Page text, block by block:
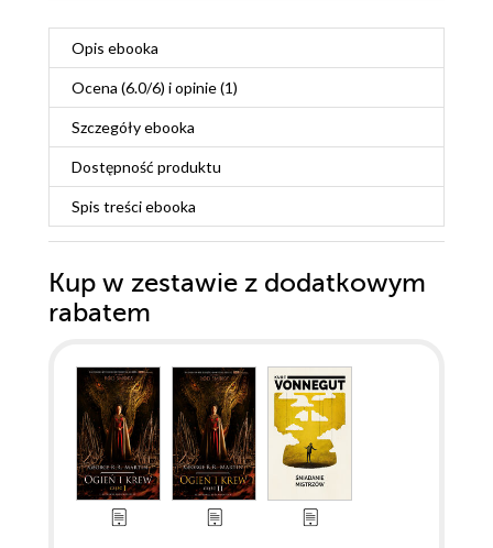
Opis ebooka
Ocena (6.0/6) i opinie (1)
Szczegółyebooka
Dostępność produktu
Spis treściebooka
Kup w zestawie z dodatkowym
rabatem